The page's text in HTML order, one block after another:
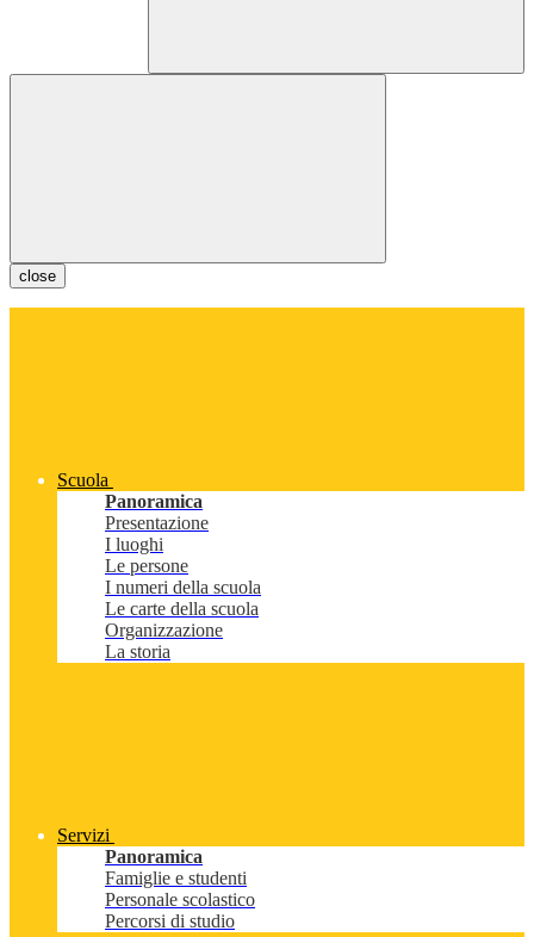
close
Scuola
Panoramica
Presentazione
I luoghi
Le persone
I numeri della scuola
Le carte della scuola
Organizzazione
La storia
Servizi
Panoramica
Famiglie e studenti
Personale scolastico
Percorsi di studio